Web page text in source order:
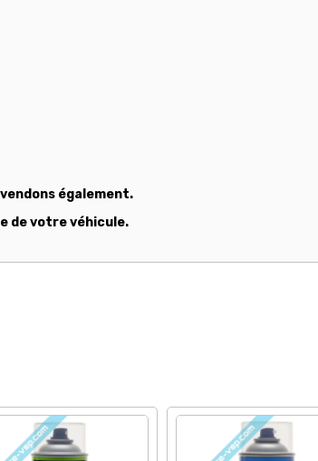
également.
de votre véhicule.